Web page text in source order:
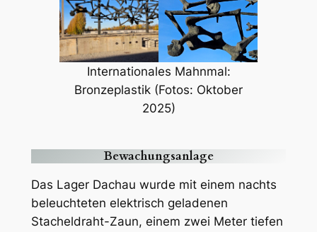
Internationales Mahnmal:
Bronzeplastik (Fotos: Oktober
2025)
Bewachungsanlage
Das Lager Dachau wurde mit einem nachts
beleuchteten elektrisch geladenen
Stacheldraht-Zaun, einem zwei Meter tiefen